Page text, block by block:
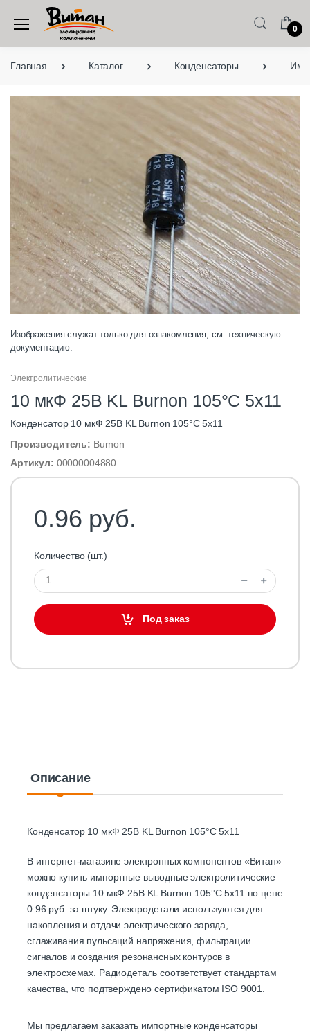
0
Главная Каталог Конденсаторы
Изображения служат только для ознакомления, см. техническую
документацию.
Электролитические
10 мкФ 25В KL Burnon 105°C 5х11
Конденсатор 10 мкФ 25В KL Burnon 105°C 5х11
Производитель: Burnon
Артикул: 00000004880
0.96 руб.
Количество (шт.)
Под заказ
Описание
Конденсатор 10 мкФ 25В KL Burnon 105°C 5х11
В интернет-магазине электронных компонентов «Витан»
можно купить импортные выводные электролитические
конденсаторы 10 мкФ 25В KL Burnon 105°C 5х11 по цене
0.96 руб. за штуку. Электродетали используются для
накопления и отдачи электрического заряда,
сглаживания пульсаций напряжения, фильтрации
сигналов и создания резонансных контуров в
электросхемах. Радиодеталь соответствует стандартам
качества, что подтверждено сертификатом ISO 9001.
Мы предлагаем заказать импортные конденсаторы